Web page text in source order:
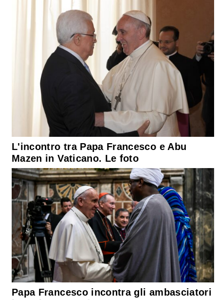
L'incontro tra Papa Francesco e Abu
Mazen in Vaticano. Le foto
Papa Francesco incontra gli ambasciatori